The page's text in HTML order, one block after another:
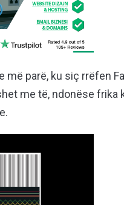
parë, ku siç rrëfen
me të, ndonëse frika